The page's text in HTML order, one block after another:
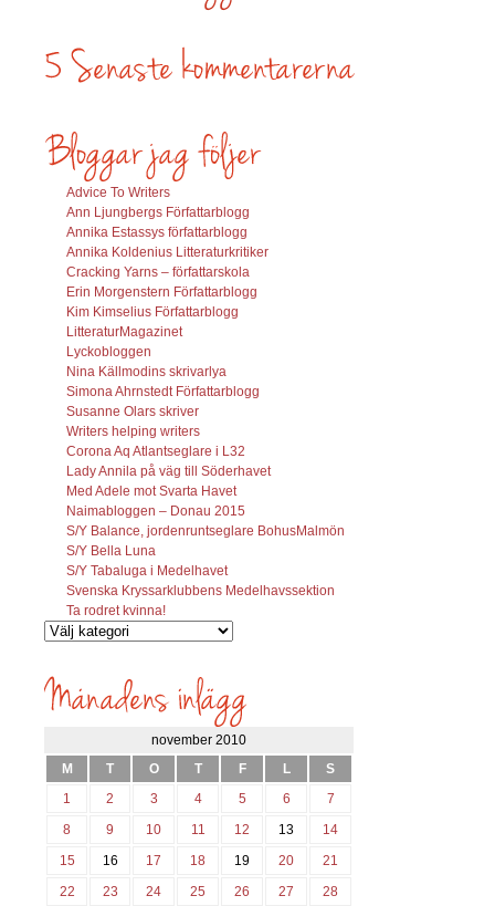
Advice To Writers
Ann Ljungbergs Författarblogg
Annika Estassys författarblogg
Annika Koldenius Litteraturkritiker
Cracking Yarns – författarskola
Erin Morgenstern Författarblogg
Kim Kimselius Författarblogg
LitteraturMagazinet
Lyckobloggen
Nina Källmodins skrivarlya
Simona Ahrnstedt Författarblogg
Susanne Olars skriver
Writers helping writers
Corona Aq Atlantseglare i L32
Lady Annila på väg till Söderhavet
Med Adele mot Svarta Havet
Naimabloggen – Donau 2015
S/Y Balance, jordenruntseglare BohusMalmön
S/Y Bella Luna
S/Y Tabaluga i Medelhavet
Svenska Kryssarklubbens Medelhavssektion
Ta rodret kvinna!
Vilka
söks?
november 2010
M
T O T F L
S
1
2 3 4 5 6
7
8
9 10 11 12 13
14
15
16 17 18 19 20
21
22
23 24 25 26 27
28